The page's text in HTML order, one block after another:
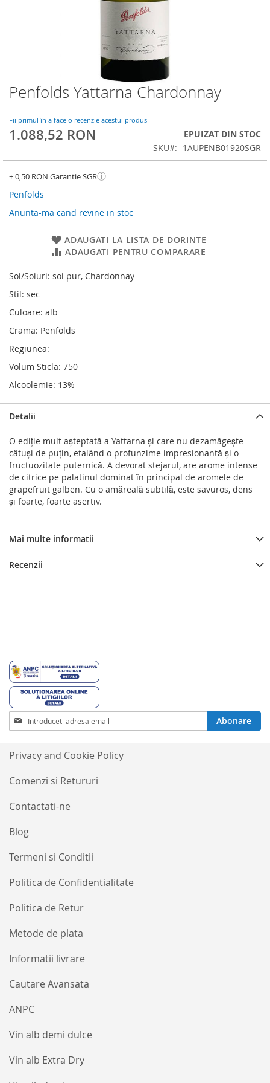
Penfolds Yattarna Chardonnay
Fii primul în a face o recenzie acestui produs
1.088,52 RON
EPUIZAT DIN STOC
SKU
1AUPENB01920SGR
+ 0,50 RON Garantie SGRⓘ
Penfolds
Anunta-ma cand revine in stoc
ADAUGATI LA LISTA DE DORINTE
ADAUGATI PENTRU COMPARARE
Soi/Soiuri: soi pur, Chardonnay
Stil: sec
Culoare: alb
Crama: Penfolds
Regiunea:
Volum Sticla: 750
Alcoolemie: 13%
Skip
to
beginning
of
images
gallery
Detalii
O ediție mult așteptată a Yattarna și care nu dezamăgește
câtuși de puțin, etalând o profunzime impresionantă și o
fructuozitate puternică. A devorat stejarul, are arome intense
de citrice pe palatinul dominat în principal de aromele de
grapefruit galben. Cu o amăreală subtilă, este savuros, dens
și foarte, foarte asertiv.
Mai multe informatii
Recenzii
Termeni si Conditii
Politica de Confidentialitate
Politica de Retur
Metode de plata
Informatii livrare
Cautare Avansata
ANPC
Vin alb demi dulce
Vin alb Extra Dry
Privacy and Cookie Policy
Comenzi si Retururi
Contactati-ne
Blog
Inscrieti-
va
Buletinele
noastre
informative
Abonare